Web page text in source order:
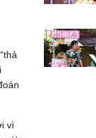
vì